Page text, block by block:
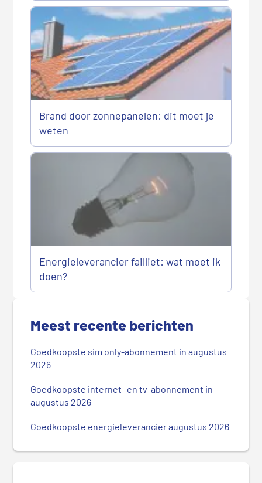
Brand door zonnepanelen: dit moet je
weten
Energieleverancier failliet: wat moet ik
doen?
d
Meest recente berichten
Goedkoopste sim only-abonnement in augustus
2026
Goedkoopste internet- en tv-abonnement in
augustus 2026
Goedkoopste energieleverancier augustus 2026